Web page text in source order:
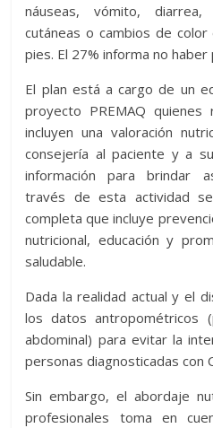
náuseas, vómito, diarrea,
cutáneas o cambios de
pies. El 27% informa no
El plan está a cargo de un
proyecto PREMAQ quienes
incluyen una valoración
consejería al paciente y a
información para brindar
través de esta actividad
completa que incluye
nutricional, educación y
saludable.
Dada la realidad actual y el
los datos antropométricos
abdominal) para evitar la
personas diagnosticadas con
Sin embargo, el abordaje
profesionales toma en